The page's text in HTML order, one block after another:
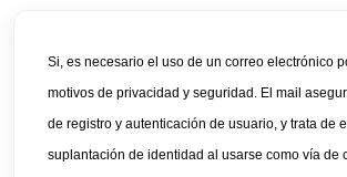
Si, es necesario el uso de un correo electrónico
motivos de privacidad y seguridad. El mail
de registro y autenticación de usuario, y trata de
suplantación de identidad al usarse como vía de